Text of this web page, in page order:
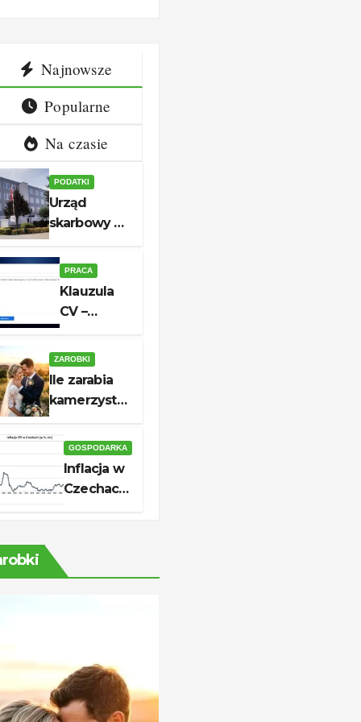
Najnowsze
Popularne
Na czasie
PODATKI
Urząd
skarbowy w
Białogardzie
– adres,
godziny i
kontakt
PRACA
Klauzula
CV –
aktualny
wzór do
skutecznej
ZAROBKI
Ile zarabia
kamerzysta?
Stawki i
realne
zarobki
GOSPODARKA
Inflacja w
Czechach
oznacza